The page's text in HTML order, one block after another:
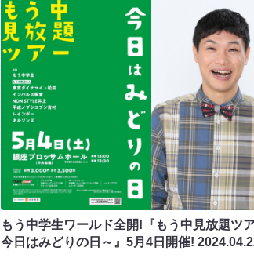
もう中学生ワールド全開!『もう中見放題ツ
今日はみどりの日～』5月4日開催!